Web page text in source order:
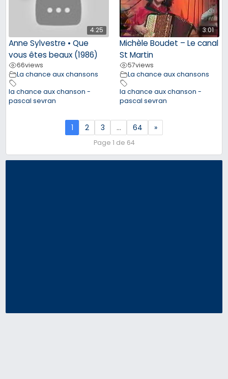
4:25
Anne Sylvestre • Que
vous êtes beaux (1986)
66views
La chance aux chansons
la chance aux chanson -
pascal sevran
3:01
Michèle Boudet – Le canal
St Martin
57views
La chance aux chansons
la chance aux chanson -
pascal sevran
1 2 3 … 64 »
Page 1 de 64